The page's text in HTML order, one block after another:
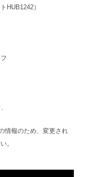
HUB1242）
情報のため、変更され
。